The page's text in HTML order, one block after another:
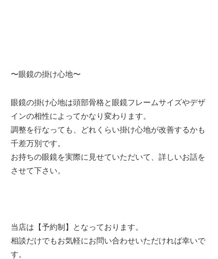
〜眼鏡の掛け心地〜
眼鏡の掛け心地は頭部骨格と眼鏡フレームサイズやデザ
インの相性によってかなり変わります。
調整を行なっても、どれくらい掛け心地が改善するかも
千差万別です。
お持ちの眼鏡を実際に見せていただいて、詳しいお話を
させて下さい。
当店は【予約制】となっております。
相談だけでもお気軽にお問い合わせいただければ幸いで
す。